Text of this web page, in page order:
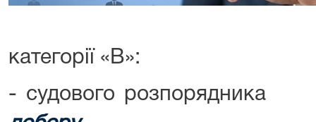
категорії «В»:
- судового